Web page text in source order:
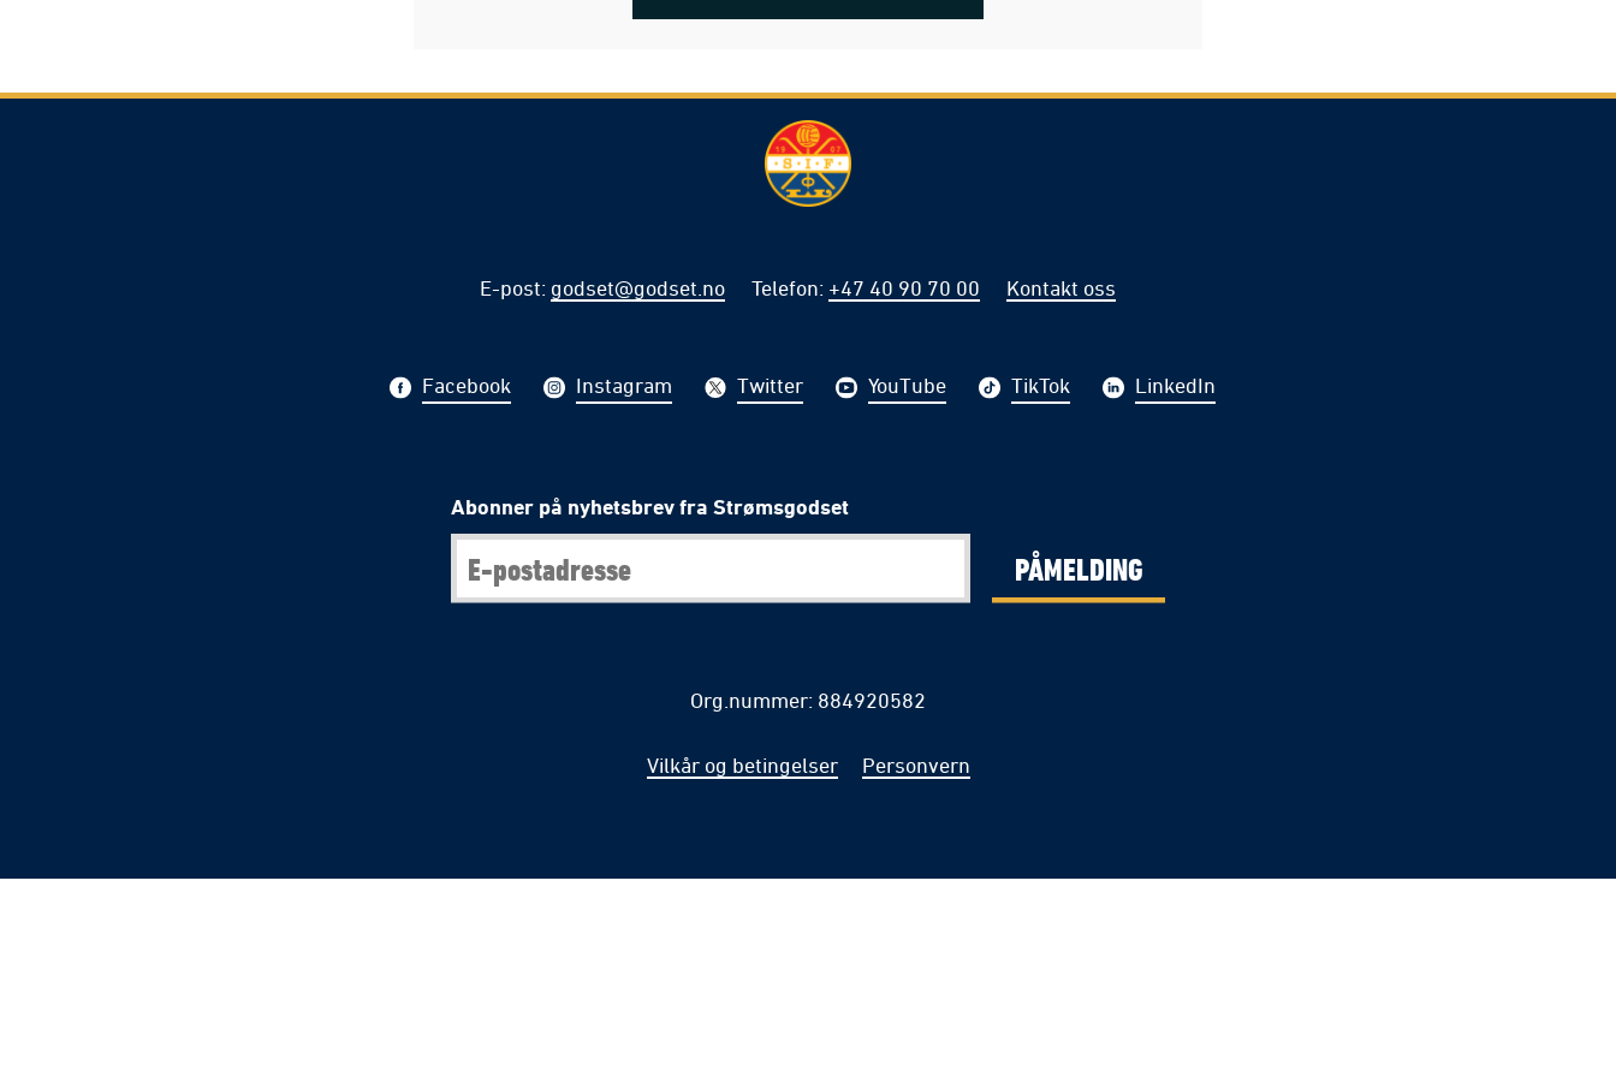
E-post: godset@godset.no Telefon: +47 40 90 70 00 Kontakt oss
Facebook Instagram Twitter YouTube TikTok LinkedIn
Abonner på nyhetsbrev fra Strømsgodset
PÅMELDING
Org.nummer: 884920582
Vilkår og betingelser Personvern